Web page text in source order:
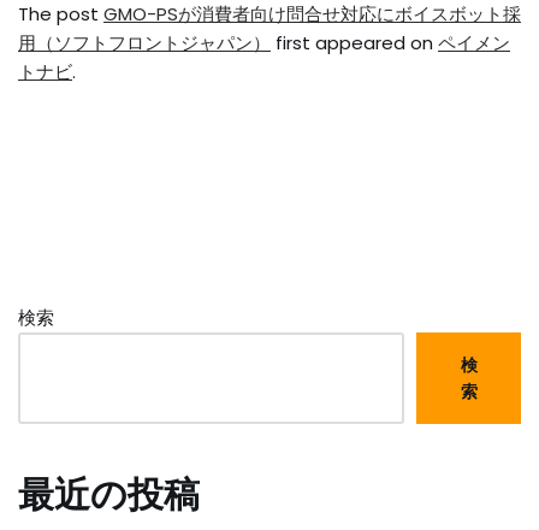
The post GMO-PSが消費者向け問合せ対応にボイスボット採
用（ソフトフロントジャパン）
first appeared on ペイメン
トナビ.
検索
検
索
最近の投稿